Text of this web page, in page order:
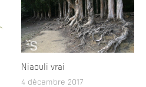
Niaouli vrai
4 décembre 2017